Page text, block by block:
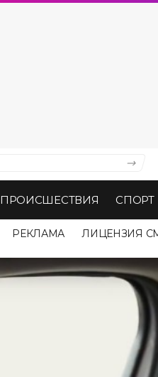
ПРОИСШЕСТВИЯ СПОРТ
РЕКЛАМА ЛИЦЕНЗИЯ